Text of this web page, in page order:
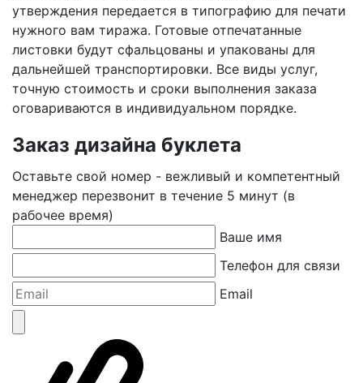
утверждения передается в типографию для печати
нужного вам тиража. Готовые отпечатанные
листовки будут сфальцованы и упакованы для
дальнейшей транспортировки. Все виды услуг,
точную стоимость и сроки выполнения заказа
оговариваются в индивидуальном порядке.
Заказ дизайна буклета
Оставьте свой номер - вежливый и компетентный
менеджер перезвонит в течение 5 минут (в
рабочее время)
Ваше имя
Телефон для связи
Email